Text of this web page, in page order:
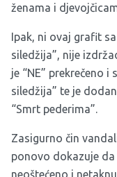
ženama i
Ipak, ni ovaj grafit
siledžija”, nije
je “NE” prekrečeno
siledžija” te je
“Smrt pederima”.
Zasigurno čin
ponovo dokazuje
neoštećeno i